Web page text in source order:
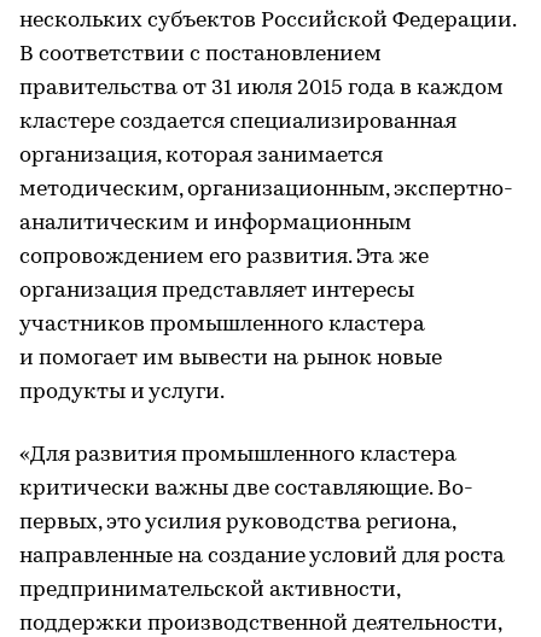
нескольких субъектов Российской Федерации.
В соответствии с постановлением
правительства от 31 июля 2015 года в каждом
кластере создается специализированная
организация, которая занимается
методическим, организационным, экспертно-
аналитическим и информационным
сопровождением его развития. Эта же
организация представляет интересы
участников промышленного кластера
и помогает им вывести на рынок новые
продукты и услуги.
«Для развития промышленного кластера
критически важны две составляющие. Во-
первых, это усилия руководства региона,
направленные на создание условий для роста
предпринимательской активности,
поддержки производственной деятельности,